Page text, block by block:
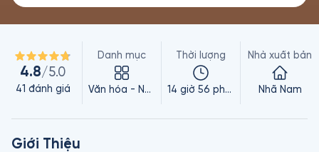
4.8/5.0
41 đánh giá
Danh mục
Văn hóa - Nghệ thuật
Thời lượng
14 giờ 56 phút
Nhà xuất bản
Nhã Nam
Giới Thiệu